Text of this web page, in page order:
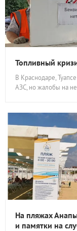
Топливный
В Краснодаре,
АЗС, но жалобы на
На пляжах
и памятки на